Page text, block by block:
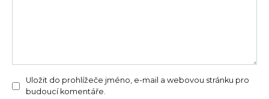
Uložit do prohlížeče jméno, e-mail a webovou stránku pro
budoucí komentáře.